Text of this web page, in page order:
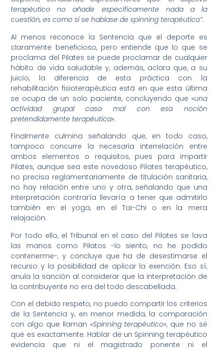
terapéutico no añade específicamente nada a la
cuestión, es como si se hablase de spinning terapéutico”.
Al menos reconoce la Sentencia que el deporte es
claramente beneficioso, pero entiende que lo que se
proclama del Pilates se puede proclamar de cualquier
hábito de vida saludable y, además, aclara que, a su
juicio, la diferencia de esta práctica con la
rehabilitación fisioterapéutica está en que esta última
se ocupa de un solo paciente, concluyendo que «una
actividad grupal casa mal con esa noción
pretendidamente terapéutica».
Finalmente culmina señalando que, en todo caso,
tampoco concurre la necesaria interrelación entre
ambos elementos o requisitos, pues para impartir
Pilates, aunque sea este novedoso Pilates terapéutico,
no precisa reglamentariamente de titulación sanitaria,
no hay relación entre uno y otra, señalando que una
interpretación contraría llevaría a tener que admitirlo
también en el yoga, en el Tai-Chi o en la mera
relajación.
Por todo ello, el Tribunal en el caso del Pilates se lava
las manos como Pilatos -lo siento, no he podido
contenerme-, y concluye que ha de desestimarse el
recurso y la posibilidad de aplicar la exención. Eso sí,
anula la sanción al considerar que la interpretación de
la contribuyente no era del todo descabellada.
Con el debido respeto, no puedo compartir los criterios
de la Sentencia y, en menor medida, la comparación
con algo que llaman «Spinning terapéutico», que no sé
qué es exactamente. Hablar de un Spinning terapéutico
evidencia que ni el magistrado ponente ni el